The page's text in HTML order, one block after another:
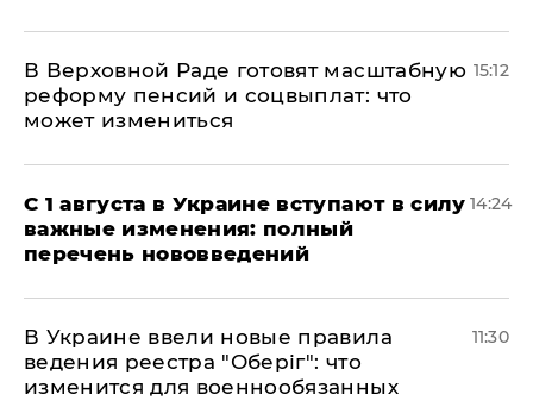
В Верховной Раде готовят масштабную
реформу пенсий и соцвыплат: что
может измениться
15:12
С 1 августа в Украине вступают в силу
важные изменения: полный
перечень нововведений
14:24
В Украине ввели новые правила
ведения реестра "Оберіг": что
изменится для военнообязанных
11:30